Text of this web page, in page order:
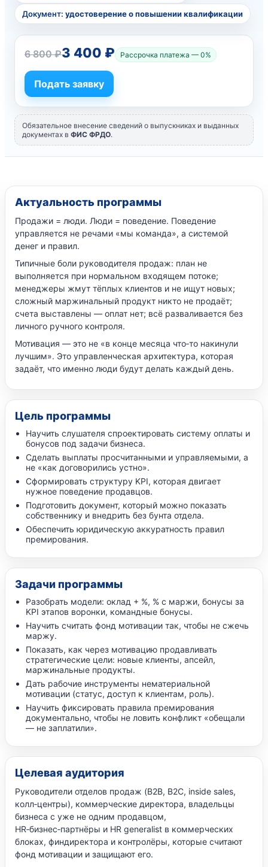
Документ: удостоверение о повышении квалификации
6 800 ₽3 400 ₽ Рассрочка платежа — 0%
Подать заявку
Обязательное внесение сведений о выпускниках и выданных
документах в ФИС ФРДО.
Актуальность программы
Продажи = люди. Люди = поведение. Поведение
управляется не речами «мы команда», а системой
денег и правил.
Типичные боли руководителя продаж: план не
выполняется при нормальном входящем потоке;
менеджеры жмут тёплых клиентов и не ищут новых;
сложный маржинальный продукт никто не продаёт;
счета выставлены — оплат нет; всё разваливается без
личного ручного контроля.
Мотивация — это не «в конце месяца что‑то накинули
лучшим». Это управленческая архитектура, которая
задаёт, что именно люди будут делать каждый день.
Цель программы
Научить слушателя спроектировать систему оплаты и
бонусов под задачи бизнеса.
Сделать выплаты просчитанными и управляемыми, а
не «как договорились устно».
Сформировать структуру KPI, которая двигает
нужное поведение продавцов.
Подготовить документ, который можно показать
собственнику и внедрить без бунта отдела.
Обеспечить юридическую аккуратность правил
премирования.
Задачи программы
Разобрать модели: оклад + %, % с маржи, бонусы за
KPI этапов воронки, командные бонусы.
Научить считать фонд мотивации так, чтобы не сжечь
маржу.
Показать, как через мотивацию продавливать
стратегические цели: новые клиенты, апсейл,
маржинальные продукты.
Дать рабочие инструменты нематериальной
мотивации (статус, доступ к клиентам, роль).
Научить фиксировать правила премирования
документально, чтобы не ловить конфликт «обещали
— не заплатили».
Целевая аудитория
Руководители отделов продаж (B2B, B2C, inside sales,
колл‑центры), коммерческие директора, владельцы
бизнеса с уже не одним продавцом,
HR‑бизнес‑партнёры и HR generalist в коммерческих
блоках, финдиректора и контролёры, которые считают
фонд мотивации и защищают его.